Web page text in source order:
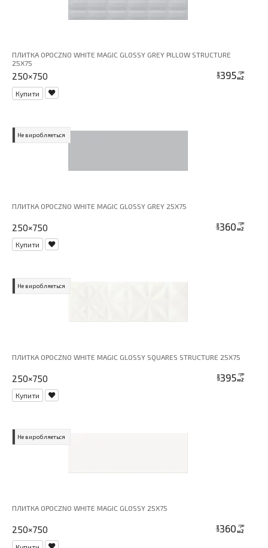
ПЛИТКА OPOCZNO WHITE MAGIC GLOSSY GREY PILLOW STRUCTURE
25X75
250×750 ціна395 грн
м2
Купити
Не виробляеться
ПЛИТКА OPOCZNO WHITE MAGIC GLOSSY GREY 25X75
250×750 ціна360 грн
м2
Купити
Не виробляеться
ПЛИТКА OPOCZNO WHITE MAGIC GLOSSY SQUARES STRUCTURE 25X75
250×750 ціна395 грн
м2
Купити
Не виробляеться
ПЛИТКА OPOCZNO WHITE MAGIC GLOSSY 25X75
250×750 ціна360 грн
м2